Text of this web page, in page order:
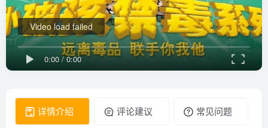
0:00 /0:00
Video load failed
详情介绍 评论建议 常见问题